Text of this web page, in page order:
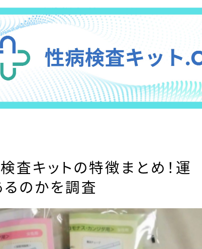
査キットの特徴まとめ！運
のかを調査